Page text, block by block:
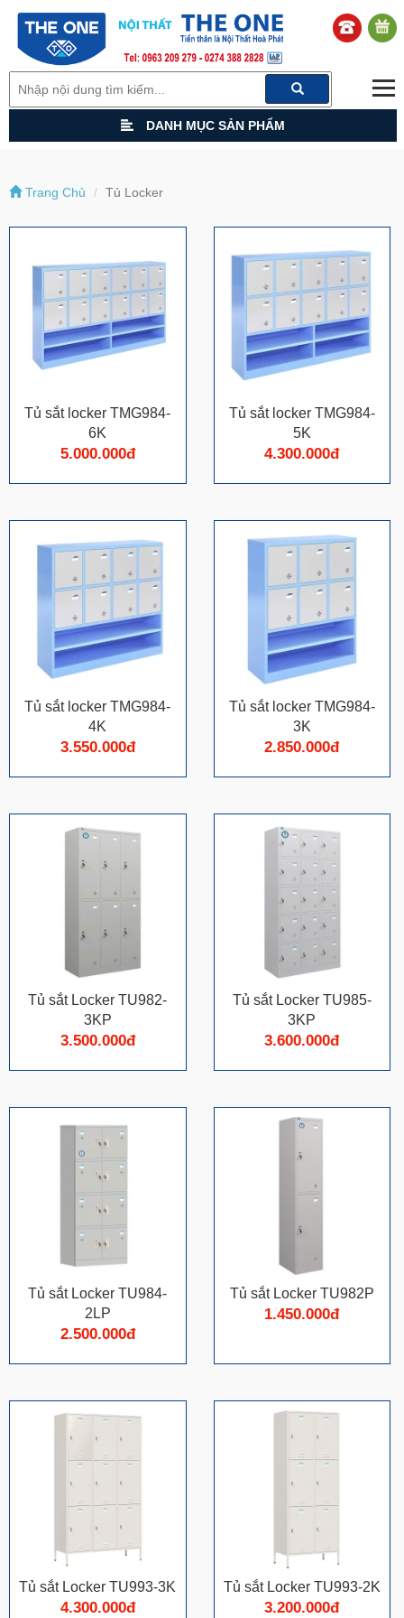
DANH MỤC SẢN PHẨM
Trang Chủ Tủ Locker
Tủ sắt locker TMG984-
6K
5.000.000đ
Tủ sắt locker TMG984-
5K
4.300.000đ
Tủ sắt locker TMG984-
4K
3.550.000đ
Tủ sắt locker TMG984-
3K
2.850.000đ
Tủ sắt Locker TU982-
3KP
3.500.000đ
Tủ sắt Locker TU985-
3KP
3.600.000đ
Tủ sắt Locker TU984-
2LP
2.500.000đ
Tủ sắt Locker TU982P
1.450.000đ
Tủ sắt Locker TU993-3K
4.300.000đ
Tủ sắt Locker TU993-2K
3.200.000đ